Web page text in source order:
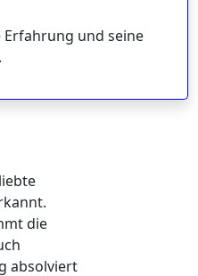
Erfahrung und seine
die
absolviert